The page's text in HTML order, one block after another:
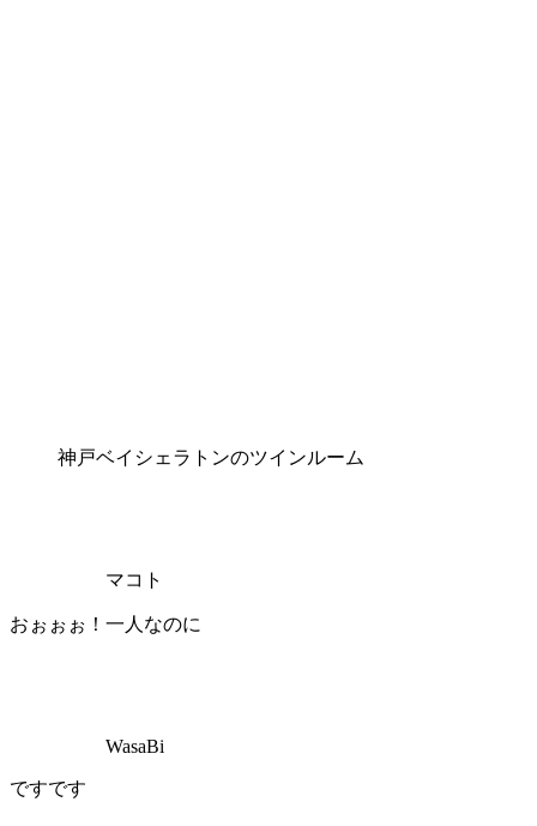
神戸ベイシェラトンのツインルーム
マコト
おぉぉぉ！一人なのに
WasaBi
ですです